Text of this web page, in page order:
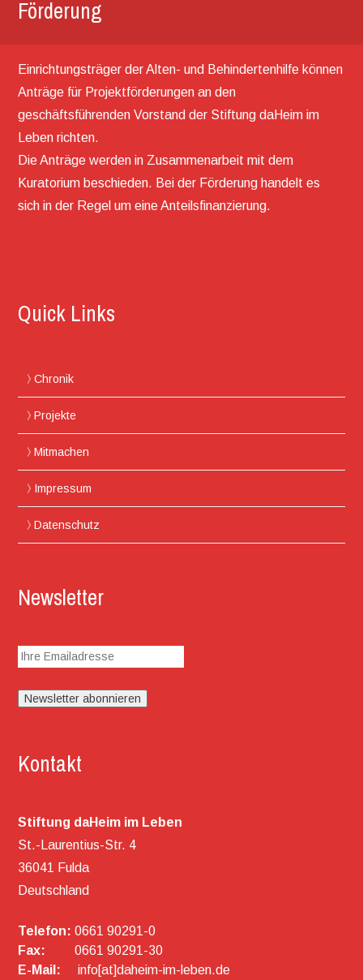
Förderung
Einrichtungsträger der Alten- und Behindertenhilfe können
Anträge für Projektförderungen an den
geschäftsführenden Vorstand der Stiftung daHeim im
Leben richten.
Die Anträge werden in Zusammenarbeit mit dem
Kuratorium beschieden. Bei der Förderung handelt es
sich in der Regel um eine Anteilsfinanzierung.
Quick Links
Chronik
Projekte
Mitmachen
Impressum
Datenschutz
Newsletter
Kontakt
Stiftung daHeim im Leben
St.-Laurentius-Str. 4
36041 Fulda
Deutschland
Telefon: 0661 90291-0
Fax:
0661 90291-30
E-Mail:
info[at]daheim-im-leben.de